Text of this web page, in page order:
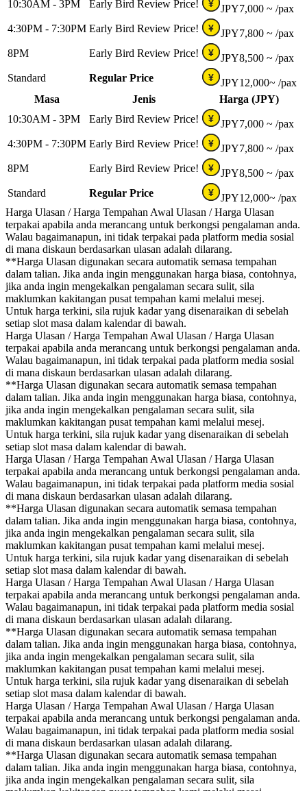
10:30AM - 3PM Early Bird Review Price! ¥ JPY7,000 ~ /pax
4:30PM - 7:30PM Early Bird Review Price! ¥ JPY7,800 ~ /pax
8PM
Early Bird Review Price! ¥ JPY8,500 ~ /pax
Standard
Regular Price ¥ JPY12,000~ /pax
Masa
Jenis
Harga (JPY)
10:30AM - 3PM
Early Bird Review Price! ¥ JPY7,000 ~ /pax
4:30PM - 7:30PM Early Bird Review Price! ¥ JPY7,800 ~ /pax
8PM
Early Bird Review Price! ¥ JPY8,500 ~ /pax
Standard
Regular Price ¥ JPY12,000~ /pax
Harga Ulasan / Harga Tempahan Awal Ulasan / Harga Ulasan
terpakai apabila anda merancang untuk berkongsi pengalaman anda.
Walau bagaimanapun, ini tidak terpakai pada platform media sosial
di mana diskaun berdasarkan ulasan adalah dilarang.
**Harga Ulasan digunakan secara automatik semasa tempahan
dalam talian. Jika anda ingin menggunakan harga biasa, contohnya,
jika anda ingin mengekalkan pengalaman secara sulit, sila
maklumkan kakitangan pusat tempahan kami melalui mesej.
Untuk harga terkini, sila rujuk kadar yang disenaraikan di sebelah
setiap slot masa dalam kalendar di bawah.
Harga Ulasan / Harga Tempahan Awal Ulasan / Harga Ulasan
terpakai apabila anda merancang untuk berkongsi pengalaman anda.
Walau bagaimanapun, ini tidak terpakai pada platform media sosial
di mana diskaun berdasarkan ulasan adalah dilarang.
**Harga Ulasan digunakan secara automatik semasa tempahan
dalam talian. Jika anda ingin menggunakan harga biasa, contohnya,
jika anda ingin mengekalkan pengalaman secara sulit, sila
maklumkan kakitangan pusat tempahan kami melalui mesej.
Untuk harga terkini, sila rujuk kadar yang disenaraikan di sebelah
setiap slot masa dalam kalendar di bawah.
Harga Ulasan / Harga Tempahan Awal Ulasan / Harga Ulasan
terpakai apabila anda merancang untuk berkongsi pengalaman anda.
Walau bagaimanapun, ini tidak terpakai pada platform media sosial
di mana diskaun berdasarkan ulasan adalah dilarang.
**Harga Ulasan digunakan secara automatik semasa tempahan
dalam talian. Jika anda ingin menggunakan harga biasa, contohnya,
jika anda ingin mengekalkan pengalaman secara sulit, sila
maklumkan kakitangan pusat tempahan kami melalui mesej.
Untuk harga terkini, sila rujuk kadar yang disenaraikan di sebelah
setiap slot masa dalam kalendar di bawah.
Harga Ulasan / Harga Tempahan Awal Ulasan / Harga Ulasan
terpakai apabila anda merancang untuk berkongsi pengalaman anda.
Walau bagaimanapun, ini tidak terpakai pada platform media sosial
di mana diskaun berdasarkan ulasan adalah dilarang.
**Harga Ulasan digunakan secara automatik semasa tempahan
dalam talian. Jika anda ingin menggunakan harga biasa, contohnya,
jika anda ingin mengekalkan pengalaman secara sulit, sila
maklumkan kakitangan pusat tempahan kami melalui mesej.
Untuk harga terkini, sila rujuk kadar yang disenaraikan di sebelah
setiap slot masa dalam kalendar di bawah.
Harga Ulasan / Harga Tempahan Awal Ulasan / Harga Ulasan
terpakai apabila anda merancang untuk berkongsi pengalaman anda.
Walau bagaimanapun, ini tidak terpakai pada platform media sosial
di mana diskaun berdasarkan ulasan adalah dilarang.
**Harga Ulasan digunakan secara automatik semasa tempahan
dalam talian. Jika anda ingin menggunakan harga biasa, contohnya,
jika anda ingin mengekalkan pengalaman secara sulit, sila